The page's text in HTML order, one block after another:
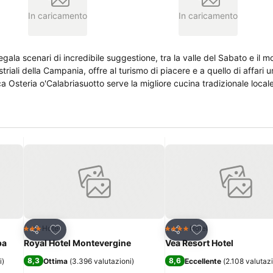
In caricamento In caricamento
scenari di incredibile suggestione, tra la valle del Sabato e il
)
Condividi
Aggiungi ai preferiti
3 StelleHotel
Royal Hotel Montevergine
8,3 Ottima (3.396 valutazioni)
Condividi
Aggiungi ai
4 StelleHotel
Vea Resort Hotel
8,6 Eccellente (2.108